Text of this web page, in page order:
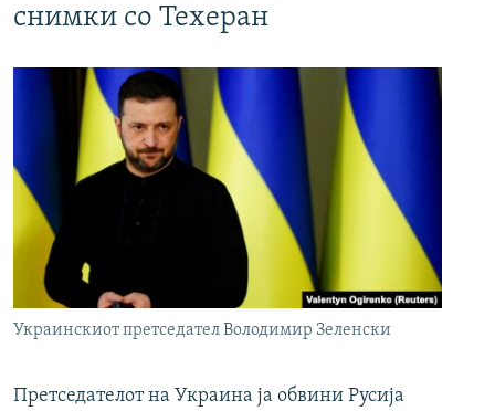
снимки со Техеран
Украинскиот претседател Володимир Зеленски
Претседателот на Украина ја обвини Русија